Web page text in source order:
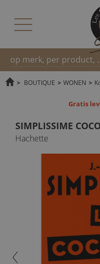
Snel
> BOUTIQUE > WONEN >
Gratis
SIMPLISSIME
Hachette